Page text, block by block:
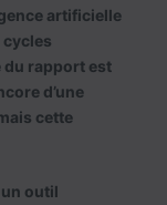
artificielle
cycles
du rapport est
d’une
cette
outil